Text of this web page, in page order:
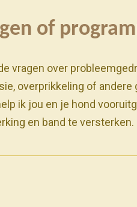
of
vragen over
overprikkeling of
ik jou en je hond
en band te versterken.